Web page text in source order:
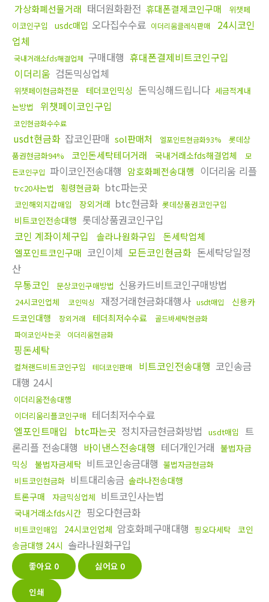
가상화폐선물거래 태더원화환전 휴대폰결제코인구매
위챗페
이코인구입
usdc매입 오다집수수료 이더리움클레식판매
24시코인
업체
국내거래소fds해결업체 구매대행 휴대폰결제비트코인구입
이더리움 검돈믹싱업체
위챗페이현금화전문 테더코인믹싱 돈믹싱해드립니다 세금적게내
는방법
위챗페이코인구입
코인현금화수수료
usdt현금화 잡코인판매 sol판매처 엘포인트현금화93%
롯데상
품권현금화94%
코인돈세탁테더거래 국내거래소fds해결업체
모
든코인구입 파이코인전송대행 암호화폐전송대행 이더리움 리플
trc20사는법 횡령현금화 btc파는곳
코인해외지갑매입 장외거래 btc현금화 롯데상품권코인구입
비트코인전송대행 롯데상품권코인구입
코인 계좌이체구입
솔라나원화구입
돈세탁업체
엘포인트코인구매 코인이체 모든코인현금화 돈세탁당일정
산
무통코인
문상코인구매방법 신용카드비트코인구매방법
24시코인업체 코인믹싱 재정거래현금화대행사 usdt매입
신용카
드코인대행
장외거래 테더최저수수료
골드바세탁현금화
파이코인사는곳
이더리움현금화
핑돈세탁
컬쳐랜드비트코인구입 테더코인판매 비트코인전송대행 코인송금
대행 24시
이더리움전송대행
이더리움리플코인구매 테더최저수수료
엘포인트매입 btc파는곳 정치자금현금화방법 usdt매입
트
론리플 전송대행 바이낸스전송대행 테더개인거래 불법자금
믹싱
불법자금세탁 비트코인송금대행 불법자금현금화
비트코인현금화 비트대리송금 솔라나전송대행
트론구매
자금믹싱업체 비트코인사는법
국내거래소fds시간 핑오다현금화
비트코인매입 24시코인업체 암호화폐구매대행 핑오다세탁
코인
송금대행 24시 솔라나원화구입
좋아요 0 싫어요 0
인쇄